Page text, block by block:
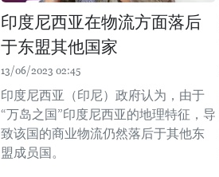
印度尼西亚在物流方面落后
于东盟其他国家
13/06/2023 02:45
印度尼西亚（印尼）政府认为，由于
“万岛之国”印度尼西亚的地理特征，导
致该国的商业物流仍然落后于其他东
盟成员国。